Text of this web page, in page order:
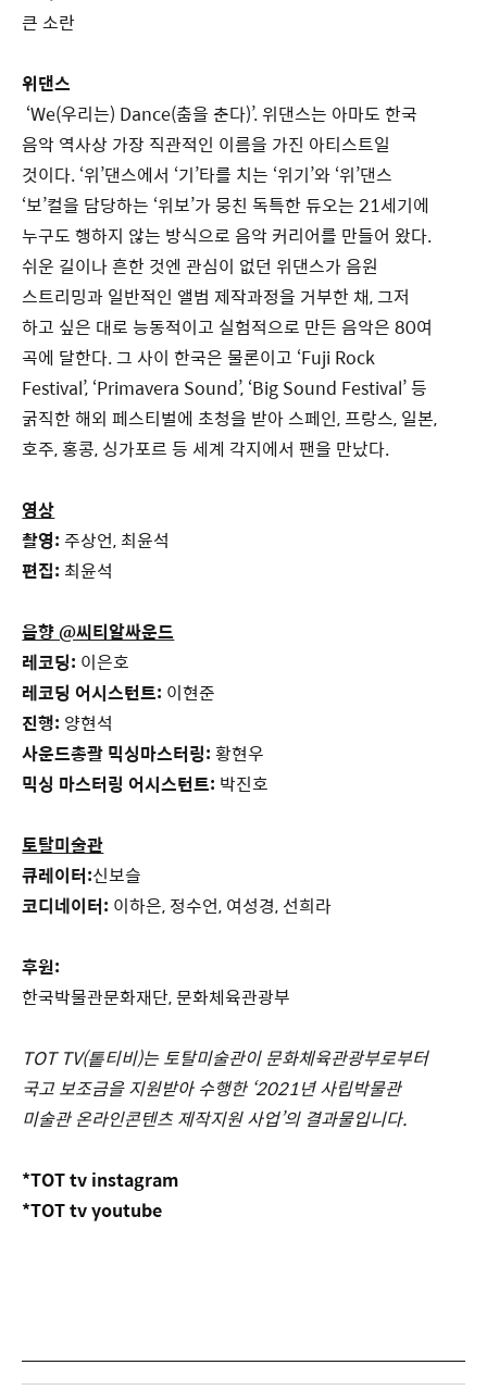
큰 소란
위댄스
‘We(우리는) Dance(춤을 춘다)’. 위댄스는 아마도 한국
음악 역사상 가장 직관적인 이름을 가진 아티스트일
것이다. ‘위’댄스에서 ‘기’타를 치는 ‘위기’와 ‘위’댄스
‘보’컬을 담당하는 ‘위보’가 뭉친 독특한 듀오는 21세기에
누구도 행하지 않는 방식으로 음악 커리어를 만들어 왔다.
쉬운 길이나 흔한 것엔 관심이 없던 위댄스가 음원
스트리밍과 일반적인 앨범 제작과정을 거부한 채, 그저
하고 싶은 대로 능동적이고 실험적으로 만든 음악은 80여
곡에 달한다. 그 사이 한국은 물론이고 ‘Fuji Rock
Festival’, ‘Primavera Sound’, ‘Big Sound Festival’ 등
굵직한 해외 페스티벌에 초청을 받아 스페인, 프랑스, 일본,
호주, 홍콩, 싱가포르 등 세계 각지에서 팬을 만났다.
영상
촬영: 주상언, 최윤석
편집: 최윤석
음향 @씨티알싸운드
레코딩: 이은호
레코딩 어시스턴트: 이현준
진행: 양현석
사운드총괄 믹싱마스터링: 황현우
믹싱 마스터링 어시스턴트: 박진호
토탈미술관
큐레이터:신보슬
코디네이터: 이하은, 정수언, 여성경, 선희라
후원:
한국박물관문화재단, 문화체육관광부
TOT TV(톹티비)는 토탈미술관이 문화체육관광부로부터
국고 보조금을 지원받아 수행한 ‘2021년 사립박물관
미술관 온라인콘텐츠 제작지원 사업’의 결과물입니다.
*TOT tv instagram
*TOT tv youtube